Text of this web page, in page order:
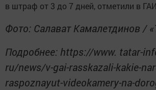
в штраф от 3 до 7 дней, отметили в
Фото: Салават Камалетдинов /
Подробнее: https://www. tatar-
ru/news/v-gai-rasskazali-kakie-
raspoznayut-videokamery-na-